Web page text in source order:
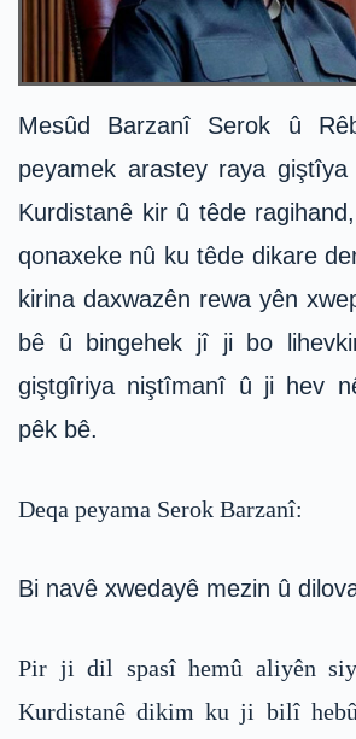
Mesûd Barzanî Serok û
peyamek arastey raya
Kurdistanê kir û têde
qonaxeke nû ku têde dikare
kirina daxwazên rewa yên
bê û bingehek jî ji bo
giştgîriya niştîmanî û ji hev
pêk bê.
Deqa peyama Serok Barzanî:
Bi navê xwedayê mezin û
Pir ji dil spasî hemû aliyên
Kurdistanê dikim ku ji bilî